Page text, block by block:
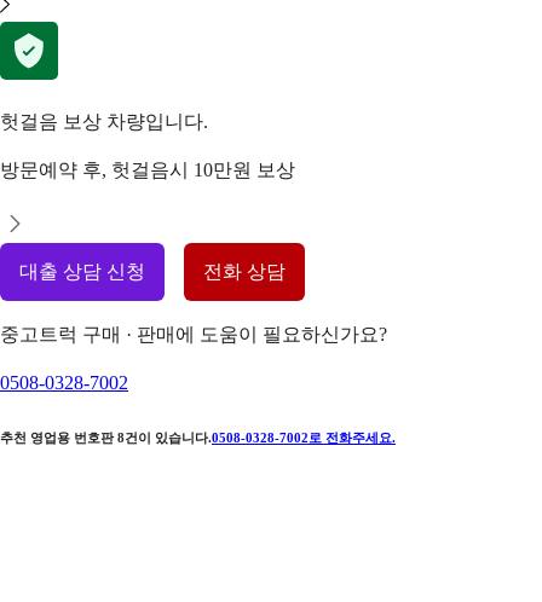
헛걸음 보상 차량입니다.
방문예약 후, 헛걸음시 10만원 보상
대출 상담 신청 전화 상담
중고트럭 구매 · 판매에 도움이 필요하신가요?
0508-0328-7002
추천 영업용 번호판 8건이 있습니다.0508-0328-7002 로 전화주세요.